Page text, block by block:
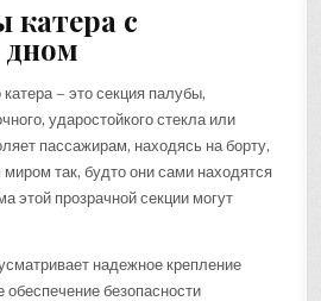
катера с
– это секция палубы,
ударостойкого стекла или
пассажирам, находясь на борту,
так, будто они сами находятся
этой прозрачной секции могут
надежное крепление
обеспечение безопасности